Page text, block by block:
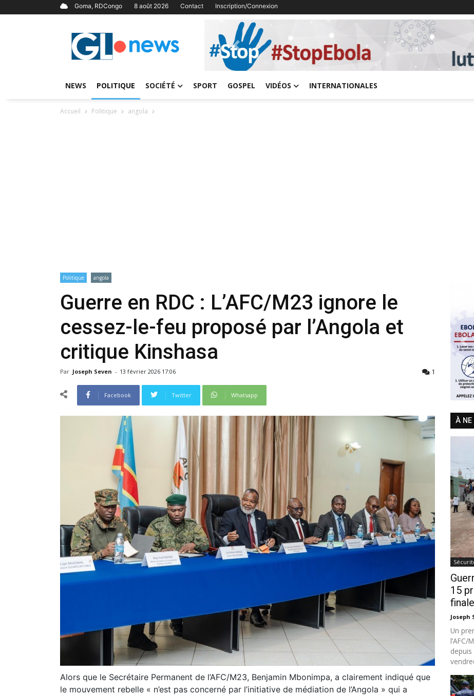
Goma, RDCongo 8 août 2026 Contact Inscription/Connexion
Previous
NEWS POLITIQUE SOCIÉTÉ SPORT GOSPEL VIDÉOS INTERNATIONALES
Accueil Politique angola
Politique angola
Guerre en RDC : L’AFC/M23 ignore le
cessez-le-feu proposé par l’Angola et
critique Kinshasa
Par Joseph Seven - 13 février 2026 17:06 1
Facebook Twitter Whatsapp
Alors que le Secrétaire Permanent de l’AFC/M23, Benjamin Mbonimpa, a clairement indiqué que
le mouvement rebelle « n’est pas concerné par l’initiative de médiation de l’Angola » qui a
À NE
15
Joseph
Un